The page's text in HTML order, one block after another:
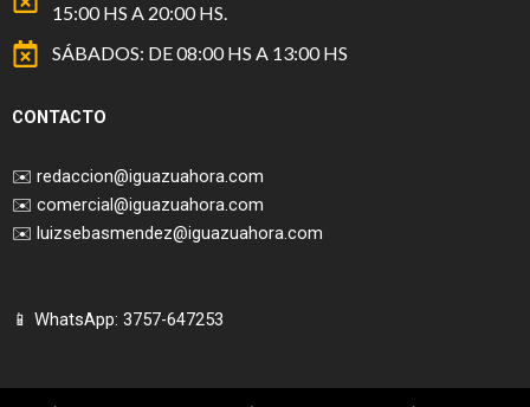
15:00 HS A 20:00 HS.
SÁBADOS: DE 08:00 HS A 13:00 HS
CONTACTO
✉️ redaccion@iguazuahora.com
✉️ comercial@iguazuahora.com
✉️ luizsebasmendez@iguazuahora.com
📱 WhatsApp: 3757-647253